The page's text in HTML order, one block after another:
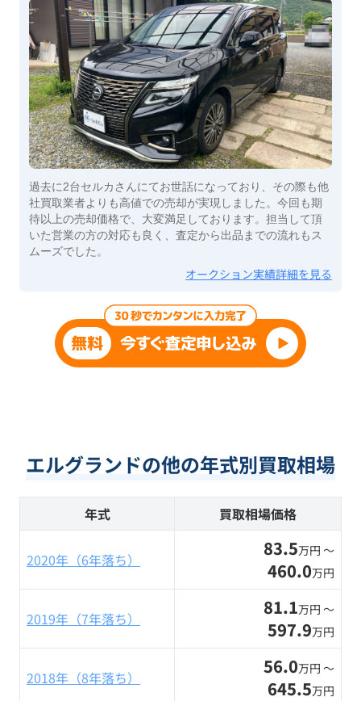
過去に2台セルカさんにてお世話になっており、その際も他
社買取業者よりも高値での売却が実現しました。今回も期
待以上の売却価格で、大変満足しております。担当して頂
いた営業の方の対応も良く、査定から出品までの流れもス
ムーズでした。
オークション実績詳細を見る
エルグランドの他の年式別買取相場
年式 買取相場価格
2020年（6年落ち） 83.5万円 〜
460.0万円
2019年（7年落ち） 81.1万円 〜
597.9万円
2018年（8年落ち） 56.0万円 〜
645.5万円